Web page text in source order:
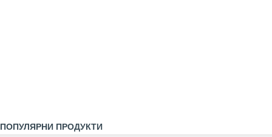
ПОПУЛЯРНИ ПРОДУКТИ